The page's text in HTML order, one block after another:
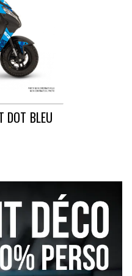
DOT BLEU